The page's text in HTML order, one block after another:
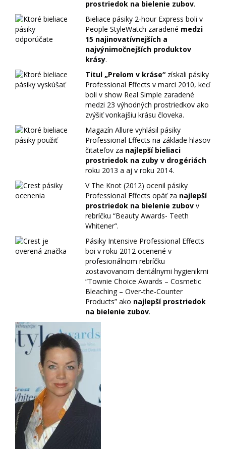
prostriedok na bielenie zubov.
Bieliace pásiky 2-hour Express boli v
People StyleWatch zaradené medzi
15 najinovatívnejších a
najvýnimočnejších produktov
krásy.
Titul „Prelom v kráse“ získali pásiky
Professional Effects v marci 2010, keď
boli v show Real Simple zaradené
medzi 23 výhodných prostriedkov ako
zvýšiť vonkajšiu krásu človeka.
Magazín Allure vyhlásil pásiky
Professional Effects na základe hlasov
čitateľov za najlepší bieliaci
prostriedok na zuby v drogériách
roku 2013 a aj v roku 2014.
V The Knot (2012) ocenil pásiky
Professional Effects opäť za najlepší
prostriedok na bielenie zubov v
rebríčku “Beauty Awards- Teeth
Whitener”.
Pásiky Intensive Professional Effects
boi v roku 2012 ocenené v
profesionálnom rebríčku
zostavovanom dentálnymi hygienikmi
“Townie Choice Awards – Cosmetic
Bleaching – Over-the-Counter
Products” ako najlepší prostriedok
na bielenie zubov.